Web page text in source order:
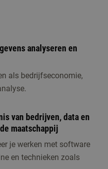
analyseren en
als bedrijfseconomie,
van bedrijven, data en
maatschappij
je werken met software
en technieken zoals